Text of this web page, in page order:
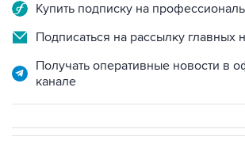
Купить подписку на
Подписаться на рассылку главных
Получать оперативные новости в
канале